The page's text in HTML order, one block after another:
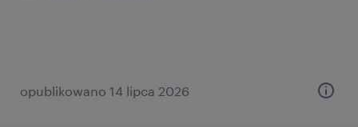
opublikowano 14 lipca 2026